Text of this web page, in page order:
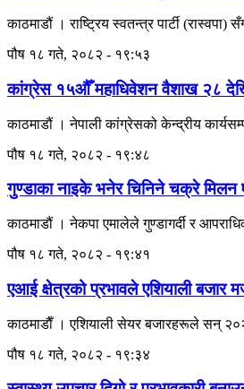
काठमाडौं । राष्ट्रिय स्वतन्त्र पार्टी
पौष १८ गते, २०८२ - १९:५३
कांग्रेस १५औँ महाधिवेशन वैशाख २८ देखि
काठमाडौं । नेपाली कांग्रेसको केन्द्रीय
पौष १८ गते, २०८२ - १९:४८
गुण्डाका नाइके भनेर चिनिने चक्रे मिलन
काठमाडौं । नेकपा एमालेले गुण्डागर्दी र
पौष १८ गते, २०८२ - १९:४१
एआई क्षेत्रको प्रभावले एशियाली बजार
काठमाडाैँ । एशियाली सेयर बजारहरूले सन्
पौष १८ गते, २०८२ - १९:३४